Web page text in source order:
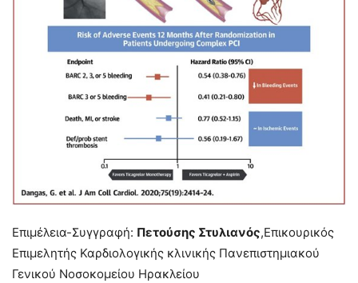
Επιμέλεια-Συγγραφή: Πετούσης Στυλιανός,Επικουρικός
Επιμελητής Καρδιολογικής κλινικής Πανεπιστημιακού
Γενικού Νοσοκομείου Ηρακλείου